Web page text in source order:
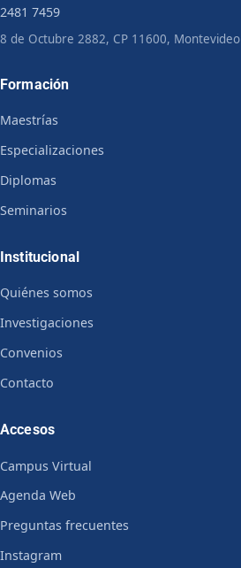
2481 7459
8 de Octubre 2882, CP 11600, Montevideo
Formación
Maestrías
Especializaciones
Diplomas
Seminarios
Institucional
Quiénes somos
Investigaciones
Convenios
Contacto
Accesos
Campus Virtual
Agenda Web
Preguntas frecuentes
Instagram